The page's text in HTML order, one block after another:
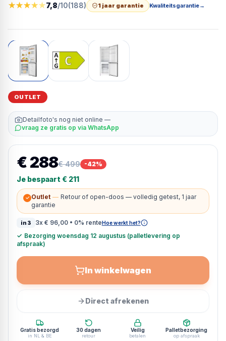
★★★★★7,8/10(188) 1 jaar garantie Kwaliteitsgarantie→
OUTLET
Detailfoto's nog niet online —
vraag ze gratis op via WhatsApp
€ 288€ 499 -42%
Je bespaart € 211
✓ Outlet — Retour of open-doos — volledig getest, 1 jaar
garantie
in3 3x € 96,00• 0% renteHoe werkt het?
✓ Bezorging woensdag 12 augustus (palletlevering op
afspraak)
In winkelwagen
Direct afrekenen
Gratis bezorgd
in NL & BE
30 dagen
retour
Veilig
betalen
Palletbezorging
op afspraak